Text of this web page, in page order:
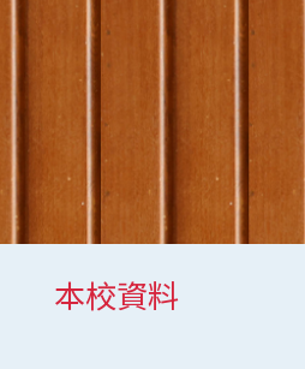
本校資料